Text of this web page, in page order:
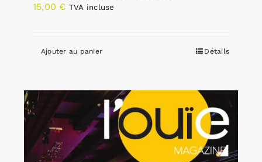
15,00 € TVA incluse
Ajouter au panier Détails